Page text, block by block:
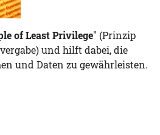
of Least Privilege" (Prinzip
und hilft dabei, die
und Daten zu gewährleisten.